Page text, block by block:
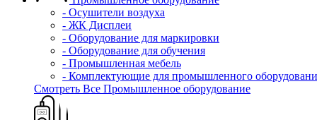
- Осушители воздуха
- ЖК Дисплеи
- Оборудование для маркировки
- Оборудование для обучения
- Промышленная мебель
- Комплектующие для промышленного
Смотреть Все Промышленное оборудование